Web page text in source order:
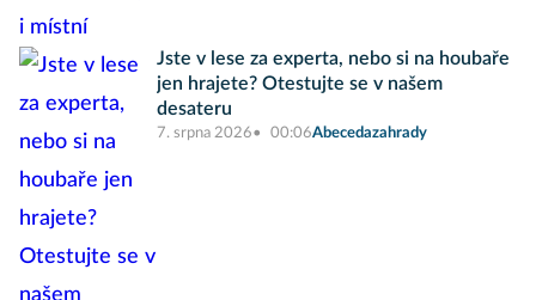
Jste v lese za experta, nebo si na houbaře
jen hrajete? Otestujte se v našem
desateru
7. srpna 2026 00:06Abecedazahrady